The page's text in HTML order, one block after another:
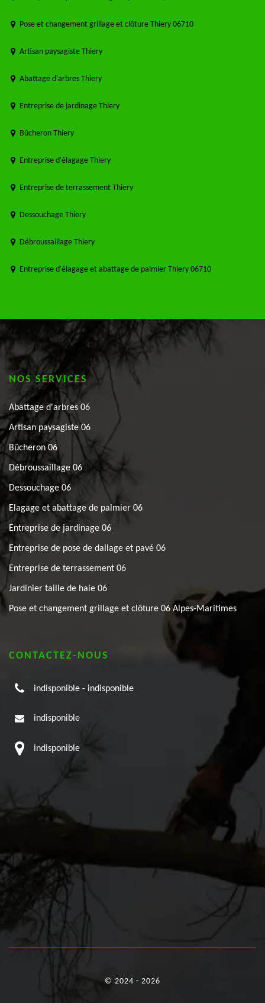
Pose et changement grillage et clôture Thiery 06710
Artisan paysagiste Thiery
Abattage d'arbres Thiery
Entreprise de jardinage Thiery
Bûcheron Thiery
Entreprise d'élagage Thiery
Entreprise de terrassement Thiery
Dessouchage Thiery
Débroussaillage Thiery
Entreprise d'élagage et abattage de palmier Thiery 06710
NOS SERVICES
Abattage d'arbres 06
Artisan paysagiste 06
Bûcheron 06
Débroussaillage 06
Dessouchage 06
Elagage et abattage de palmier 06
Entreprise de jardinage 06
Entreprise de pose de dallage et pavé 06
Entreprise de terrassement 06
Jardinier taille de haie 06
Pose et changement grillage et clôture 06 Alpes-Maritimes
CONTACTEZ-NOUS
indisponible - indisponible
indisponible
indisponible
© 2024 - 2026